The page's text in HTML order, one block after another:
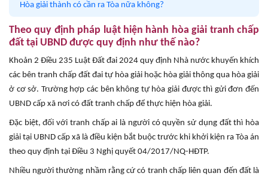
Hòa giải thành có cần ra Tòa nữa không?
Theo quy định pháp luật hiện hành hòa giải tranh chấp
đất tại UBND được quy định như thế nào?
Khoản 2 Điều 235 Luật Đất đai 2024 quy định Nhà nước khuyến khích
các bên tranh chấp đất đai tự hòa giải hoặc hòa giải thông qua hòa giải
ở cơ sở. Trường hợp các bên không tự hòa giải được thì gửi đơn đến
UBND cấp xã nơi có đất tranh chấp để thực hiện hòa giải.
Đặc biệt, đối với tranh chấp ai là người có quyền sử dụng đất thì hòa
giải tại UBND cấp xã là điều kiện bắt buộc trước khi khởi kiện ra Tòa án
theo quy định tại Điều 3 Nghị quyết 04/2017/NQ-HĐTP.
Nhiều người thường nhầm rằng cứ có tranh chấp liên quan đến đất là